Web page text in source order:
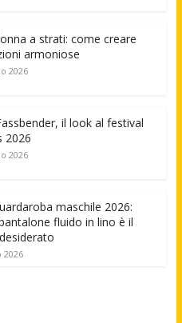
a strati: come creare
armoniose
2026
il look al festival
2026
2026
maschile 2026:
fluido in lino è il
2026